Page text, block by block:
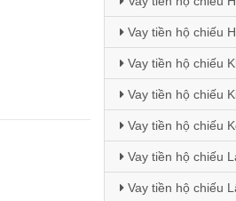
Vay tiền hộ chiếu
Vay tiền hộ chiếu
Vay tiền hộ chiếu
Vay tiền hộ chiếu
Vay tiền hộ chiếu
Vay tiền hộ chiếu